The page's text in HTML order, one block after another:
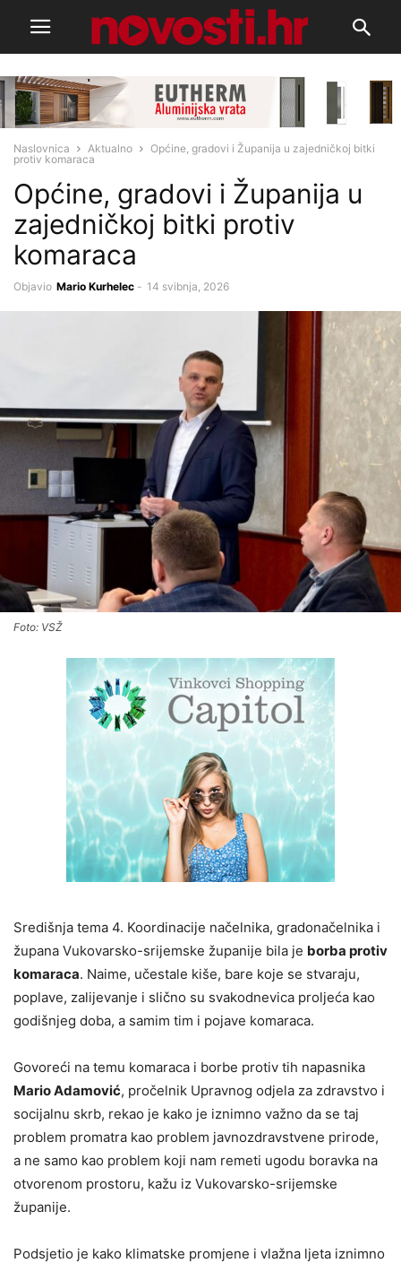
Naslovnica Aktualno
Općine, gradovi i Županija u zajedničkoj bitki
protiv komaraca
Općine, gradovi i Županija u
zajedničkoj bitki protiv
komaraca
Objavio Mario Kurhelec - 14 svibnja, 2026
Foto: VSŽ
Središnja tema 4. Koordinacije načelnika, gradonačelnika i
župana Vukovarsko-srijemske županije bila je borba protiv
komaraca. Naime, učestale kiše, bare koje se stvaraju,
poplave, zalijevanje i slično su svakodnevica proljeća kao
godišnjeg doba, a samim tim i pojave komaraca.
Govoreći na temu komaraca i borbe protiv tih napasnika
Mario Adamović, pročelnik Upravnog odjela za zdravstvo i
socijalnu skrb, rekao je kako je iznimno važno da se taj
problem promatra kao problem javnozdravstvene prirode,
a ne samo kao problem koji nam remeti ugodu boravka na
otvorenom prostoru, kažu iz Vukovarsko-srijemske
županije.
Podsjetio je kako klimatske promjene i vlažna ljeta iznimno